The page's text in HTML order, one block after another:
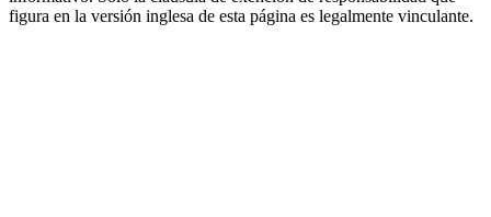
figura en la versión inglesa de esta página es legalmente vinculante.